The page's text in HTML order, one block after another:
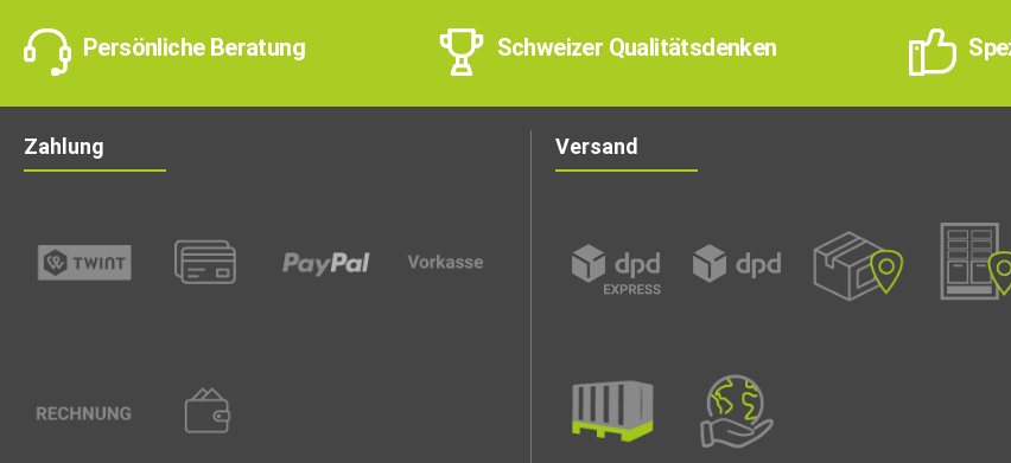
Persönliche Beratung Schweizer Qualitätsdenken
Zahlung Versand